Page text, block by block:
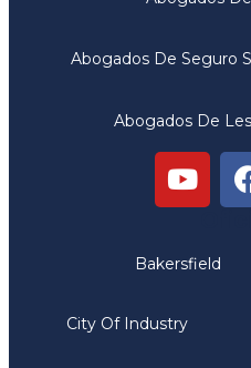
Abogados De Seguro
Abogados De
Bakersfield
City Of Industry